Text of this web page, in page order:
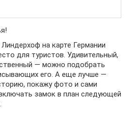
на карте Германии
для туристов. Удивительный,
— можно подобрать
его. А еще лучше —
покажу фото и сами
замок в план следующей